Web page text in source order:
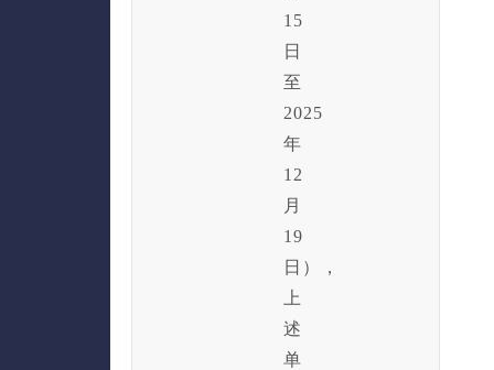
15
日
至
2025
年
12
月
19
日），
上
述
单